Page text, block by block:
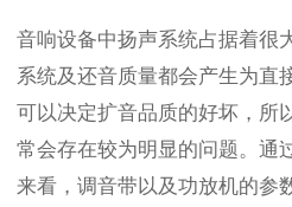
音响设备中扬声系统占据着很
系统及还音质量都会产生为直
可以决定扩音品质的好坏，所
常会存在较为明显的问题。通
来看，调音带以及功放机的参